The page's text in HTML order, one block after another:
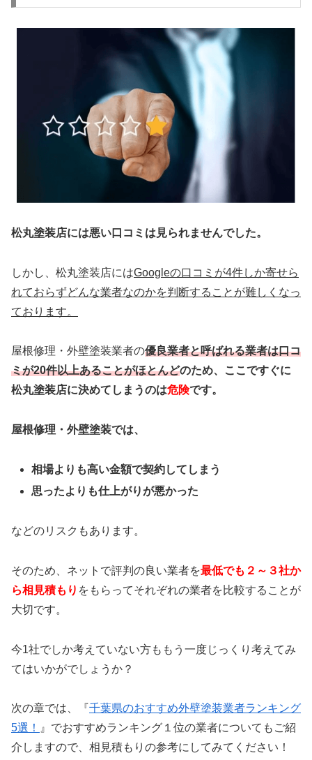
松丸塗装店には悪い口コミは見られませんでした。
しかし、松丸塗装店にはGoogleの口コミが4件しか寄せら
れておらずどんな業者なのかを判断することが難しくなっ
ております。
屋根修理・外壁塗装業者の優良業者と呼ばれる業者は口コ
ミが20件以上あることがほとんどのため、ここですぐに
松丸塗装店に決めてしまうのは危険です。
屋根修理・外壁塗装では、
相場よりも高い金額で契約してしまう
思ったよりも仕上がりが悪かった
などのリスクもあります。
そのため、ネットで評判の良い業者を最低でも２～３社か
ら相見積もり をもらってそれぞれの業者を比較することが
大切です。
今1社でしか考えていない方ももう一度じっくり考えてみ
てはいかがでしょうか？
次の章では、『千葉県のおすすめ外壁塗装業者ランキング
5選！ 』 でおすすめランキング１位の業者についてもご紹
介しますので、相見積もりの参考にしてみてください！